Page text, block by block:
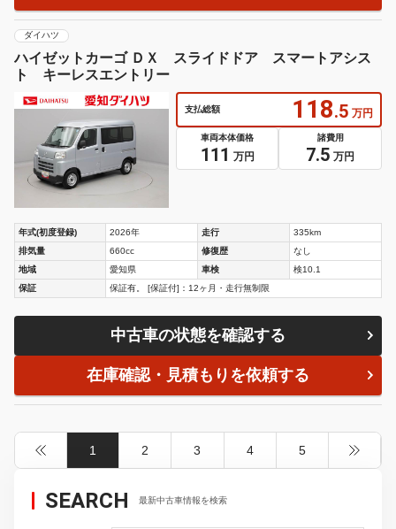
SEARCH 最新中古車情報を検索
ダイハツ
ハイゼットカーゴ ＤＸ スライドドア スマートアシス
ト キーレスエントリー
支払総額 118.5 万円
車両本体価格
111 万円
諸費用
7.5 万円
年式(初度登録) 2026年 走行
335km
排気量
660cc 修復歴
なし
地域
愛知県 車検
検10.1
保証
保証有。 [保証付]：12ヶ月・走行無制限
中古車の状態を確認する
在庫確認・見積もりを依頼する
1 2 3 4 5